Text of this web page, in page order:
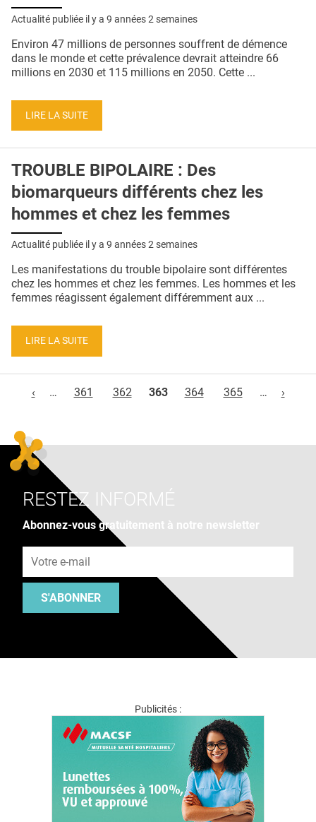
Actualité publiée il y a 9 années 2 semaines
Environ 47 millions de personnes souffrent de démence
dans le monde et cette prévalence devrait atteindre 66
millions en 2030 et 115 millions en 2050. Cette ...
LIRE LA SUITE
TROUBLE BIPOLAIRE : Des
biomarqueurs différents chez les
hommes et chez les femmes
Actualité publiée il y a 9 années 2 semaines
Les manifestations du trouble bipolaire sont différentes
chez les hommes et chez les femmes. Les hommes et les
femmes réagissent également différemment aux ...
LIRE LA SUITE
‹
… 361 362 363 364 365 … ›
RESTEZ INFORMÉ
Abonnez-vous gratuitement à notre newsletter
S'ABONNER
Publicités :